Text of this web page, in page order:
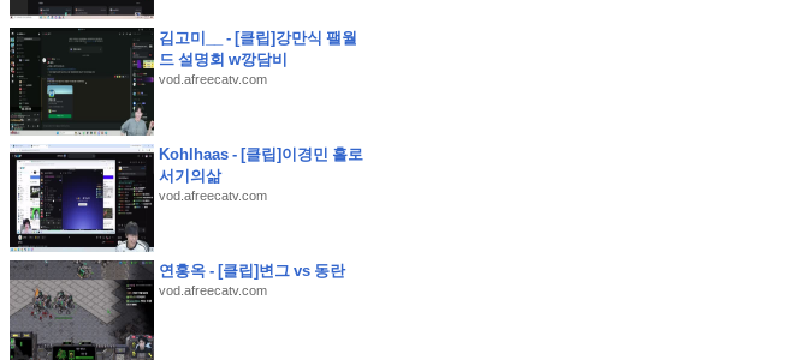
김고미__ - [클립]강만식 팰월
드 설명회 w깡담비
vod.afreecatv.com
Kohlhaas - [클립]이경민 홀로
서기의삶
vod.afreecatv.com
연홍옥 - [클립]변그 vs 동란
vod.afreecatv.com